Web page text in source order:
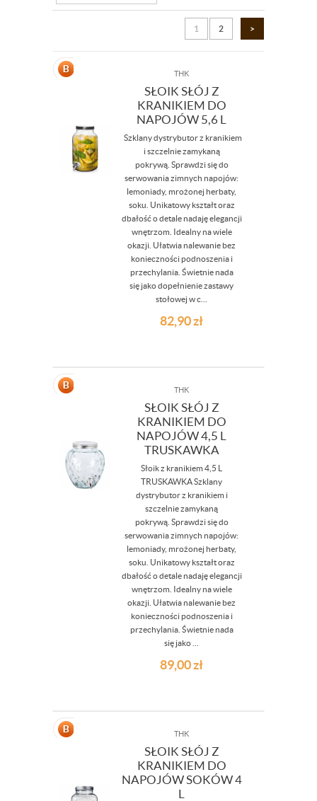
1 2 >
THK
SŁOIK SŁÓJ Z
KRANIKIEM DO
NAPOJÓW 5,6 L
Szklany dystrybutor z kranikiem
i szczelnie zamykaną
pokrywą. Sprawdzi się do
serwowania zimnych napojów:
lemoniady, mrożonej herbaty,
soku. Unikatowy kształt oraz
dbałość o detale nadaję elegancji
wnętrzom. Idealny na wiele
okazji. Ułatwia nalewanie bez
konieczności podnoszenia i
przechylania. Świetnie nada
się jako dopełnienie zastawy
stołowej w c...
82,90zł
THK
SŁOIK SŁÓJ Z
KRANIKIEM DO
NAPOJÓW 4,5 L
TRUSKAWKA
Słoik z kranikiem 4,5 L
TRUSKAWKA Szklany
dystrybutor z kranikiem i
szczelnie zamykaną
pokrywą. Sprawdzi się do
serwowania zimnych napojów:
lemoniady, mrożonej herbaty,
soku. Unikatowy kształt oraz
dbałość o detale nadaję elegancji
wnętrzom. Idealny na wiele
okazji. Ułatwia nalewanie bez
konieczności podnoszenia i
przechylania. Świetnie nada
się jako ...
89,00zł
THK
SŁOIK SŁÓJ Z
KRANIKIEM DO
NAPOJÓW SOKÓW 4
L